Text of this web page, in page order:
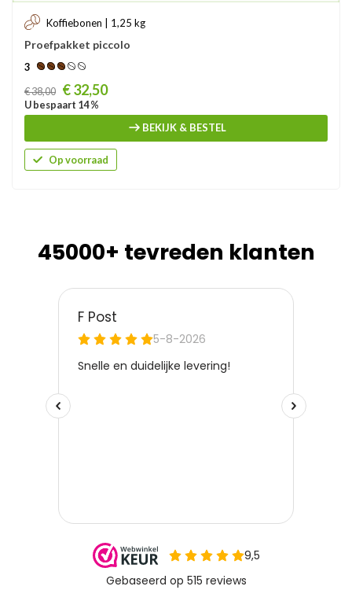
Koffiebonen | 1,25 kg
Proefpakket piccolo
3
Prijs
€ 38,00 € 32,50
U bespaart 14 %
BEKIJK & BESTEL
Op voorraad
45000+ tevreden klanten